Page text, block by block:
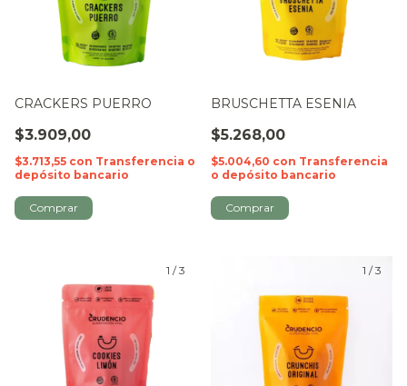
CRACKERS PUERRO
$3.909,00
$3.713,55 con Transferencia o
depósito bancario
BRUSCHETTA ESENIA
$5.268,00
$5.004,60 con Transferencia
o depósito bancario
1 /3 1 /3